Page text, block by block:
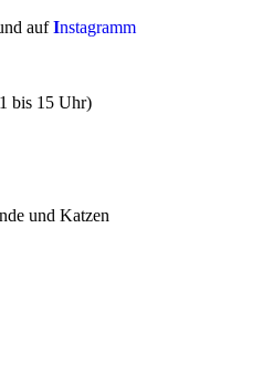
aufInstagramm
bis 15 Uhr)
und Katzen